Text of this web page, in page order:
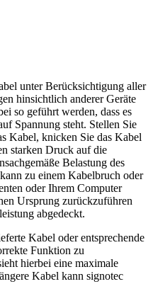
unter Berücksichtigung aller
hinsichtlich anderer Geräte
so geführt werden, dass es
Spannung steht. Stellen Sie
Kabel, knicken Sie das Kabel
starken Druck auf die
Belastung des
zu einem Kabelbruch oder
oder Ihrem Computer
Ursprung zurückzuführen
abgedeckt.
Kabel oder entsprechende
Funktion zu
hierbei eine maximale
Kabel kann signotec